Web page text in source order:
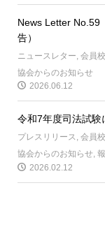
News Letter No.59
告）
ニュースレター, 会員
協会からのお知らせ
2026.06.12
令和7年度司法試
プレスリリース, 会員
協会からのお知らせ
2026.02.12